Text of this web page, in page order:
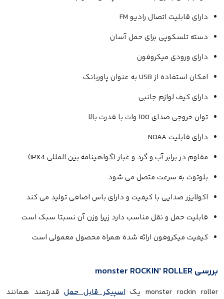
دارای قابلیت اتصال رادیو FM
دسته تلسکوپی برای حمل آسان
دارای ورودی میکروفون
امکان استفاده از USB به عنوان پاوربانک
دارای کیف لوازم جانبی
توان خروجی صدای 100 وات با قدرت بالا
دارای قابلیت NOAA
مقاوم در برابر آب و گرد و غبار (گواهینامه بین المللی IPX4)
بلوتوث به سرعت متصل می شود
اکولایزر صدایی با کیفیت و دارای باس اضافی تولید می کند
قابلیت حمل و نقل مناسب دارد زیرا وزن آن نسبتا سبک است
کیفیت میکروفون ارائه شده همراه محصول معمولی است
بررسی monster ROCKIN’ ROLLER
monster rockin roller یک اسپیکر قابل حمل قدرتمند همانند